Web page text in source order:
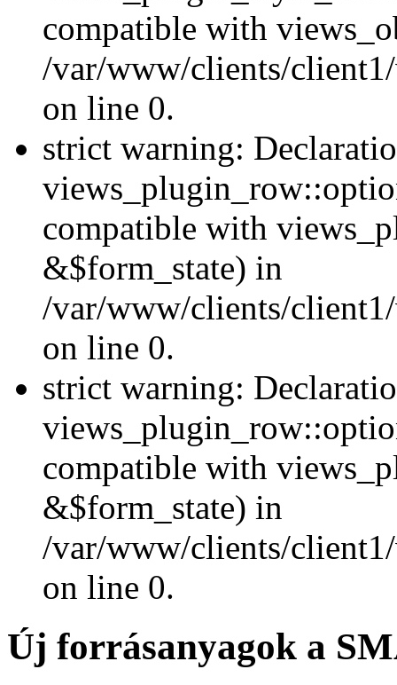
compatible with
/var/www/clients/
on line 0.
strict warning:
compatible with
&$form_state) in
/var/www/clients/
on line 0.
strict warning:
compatible with
&$form_state) in
/var/www/clients/
on line 0.
Új forrásanyagok a